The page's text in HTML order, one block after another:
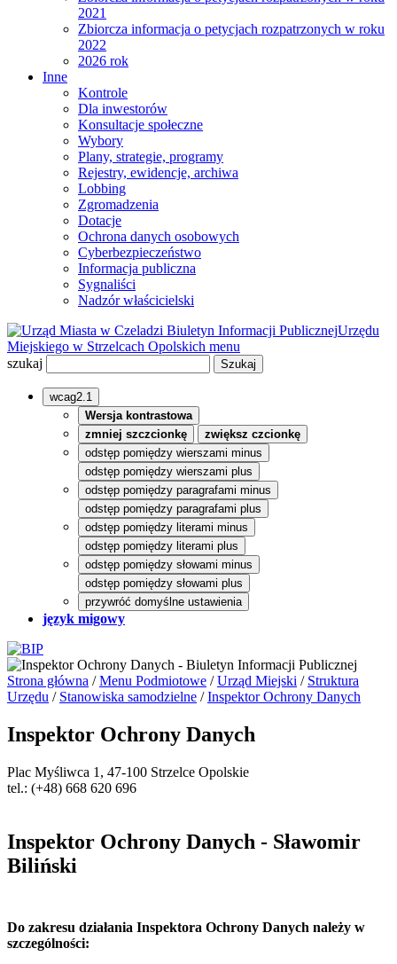
2021
Zbiorcza informacja o petycjach rozpatrzonych w roku
2022
2026 rok
Inne
Kontrole
Dla inwestorów
Konsultacje społeczne
Wybory
Plany, strategie, programy
Rejestry, ewidencje, archiwa
Lobbing
Zgromadzenia
Dotacje
Ochrona danych osobowych
Cyberbezpieczeństwo
Informacja publiczna
Sygnaliści
Nadzór właścicielski
Biuletyn Informacji PublicznejUrzędu
Miejskiego w Strzelcach Opolskich menu
szukaj
wcag2.1
Wersja kontrastowa
zmniej szczcionkę
zwiększ czcionkę
odstęp pomiędzy wierszami minus
odstęp pomiędzy wierszami plus
odstęp pomiędzy paragrafami minus
odstęp pomiędzy paragrafami plus
odstęp pomiędzy literami minus
odstęp pomiędzy literami plus
odstęp pomiędzy słowami minus
odstęp pomiędzy słowami plus
przywróć domyślne ustawienia
język migowy
Strona główna /Menu Podmiotowe /Urząd Miejski / Struktura
Urzędu / Stanowiska samodzielne /Inspektor Ochrony Danych
Inspektor Ochrony Danych
Plac Myśliwca 1, 47-100 Strzelce Opolskie
tel.: (+48) 668 620 696
Inspektor Ochrony Danych - Sławomir
Biliński
Do zakresu działania Inspektora Ochrony Danych należy w
szczególności: